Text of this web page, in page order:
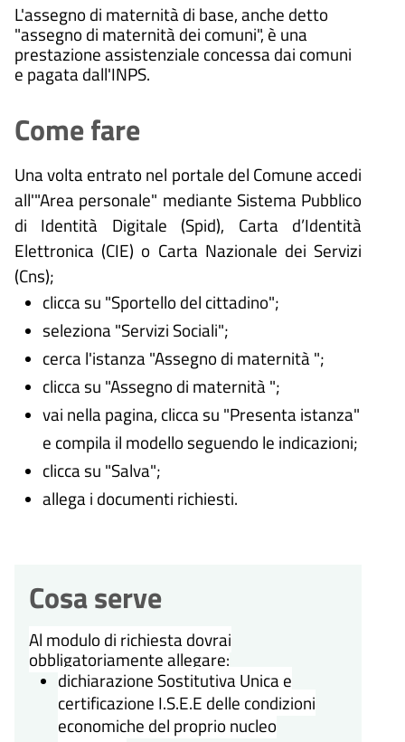
L'assegno di maternità di base, anche detto
"assegno di maternità dei comuni", è una
prestazione assistenziale concessa dai comuni
e pagata dall'INPS.
Come fare
Una volta entrato nel portale del Comune accedi
all'"Area personale" mediante Sistema Pubblico
di Identità Digitale (Spid), Carta d’Identità
Elettronica (CIE) o Carta Nazionale dei Servizi
(Cns);
clicca su "Sportello del cittadino";
seleziona "Servizi Sociali";
cerca l'istanza "Assegno di maternità ";
clicca su "Assegno di maternità ";
vai nella pagina, clicca su "Presenta istanza"
e compila il modello seguendo le indicazioni;
clicca su "Salva";
allega i documenti richiesti.
Cosa serve
Al modulo di richiesta dovrai
obbligatoriamente allegare:
dichiarazione Sostitutiva Unica e
certificazione I.S.E.E delle condizioni
economiche del proprio nucleo